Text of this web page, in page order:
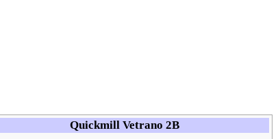
Quickmill Vetrano 2B